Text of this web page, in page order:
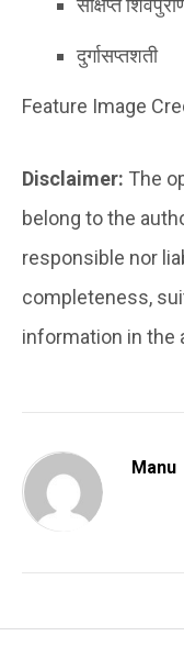
संक्षिप्त
दुर्गासप्तशती
Feature Image
Disclaimer: The
belong to the
responsible nor
completeness,
information in the
Manu